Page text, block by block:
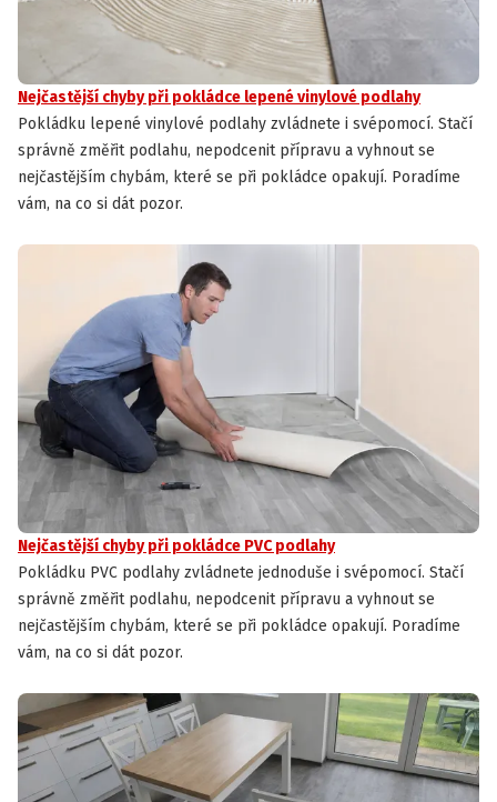
Nejčastější chyby při pokládce lepené vinylové podlahy
Pokládku lepené vinylové podlahy zvládnete i svépomocí. Stačí
správně změřit podlahu, nepodcenit přípravu a vyhnout se
nejčastějším chybám, které se při pokládce opakují. Poradíme
vám, na co si dát pozor.
Nejčastější chyby při pokládce PVC podlahy
Pokládku PVC podlahy zvládnete jednoduše i svépomocí. Stačí
správně změřit podlahu, nepodcenit přípravu a vyhnout se
nejčastějším chybám, které se při pokládce opakují. Poradíme
vám, na co si dát pozor.